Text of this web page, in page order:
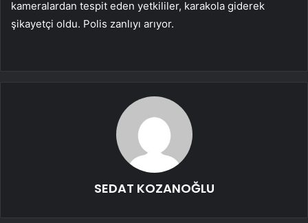
kameralardan tespit eden yetkililer, karakola giderek
şikayetçi oldu. Polis zanlıyı arıyor.
SEDAT KOZANOĞLU